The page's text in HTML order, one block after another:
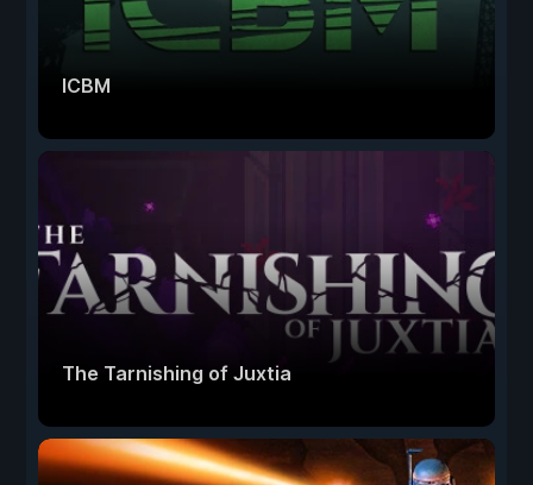
ICBM
The Tarnishing of Juxtia